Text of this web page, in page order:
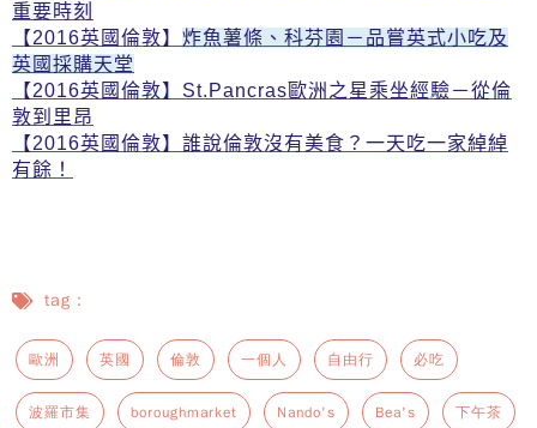
重要時刻
【2016英國倫敦】 炸魚薯條 、 科芬園－品嘗英式小吃及
英國採購天堂
【2016英國倫敦】 St.Pancras歐洲之星乘坐經驗－從倫
敦到里昂
【2016英國倫敦】誰說倫敦沒有美食？一天吃一家綽綽
有餘！
tag：
歐洲 英國 倫敦 一個人 自由行 必吃
波羅市集 boroughmarket Nando's Bea's 下午茶